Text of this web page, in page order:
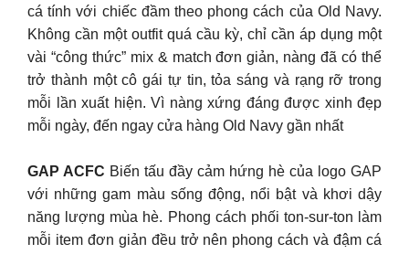
cá tính với chiếc đầm theo phong cách của Old Navy.
Không cần một outfit quá cầu kỳ, chỉ cần áp dụng một
vài “công thức” mix & match đơn giản, nàng đã có thể
trở thành một cô gái tự tin, tỏa sáng và rạng rỡ trong
mỗi lần xuất hiện. Vì nàng xứng đáng được xinh đẹp
mỗi ngày, đến ngay cửa hàng Old Navy gần nhất
GAP ACFC Biến tấu đầy cảm hứng hè của logo GAP
với những gam màu sống động, nổi bật và khơi dậy
năng lượng mùa hè. Phong cách phối ton-sur-ton làm
mỗi item đơn giản đều trở nên phong cách và đậm cá